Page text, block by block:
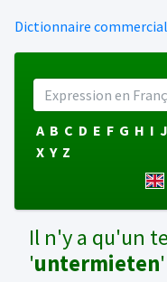
Dictionnaire commercial
A B C D E F G H I J
X Y Z
Il n'y a qu'un
'untermieten